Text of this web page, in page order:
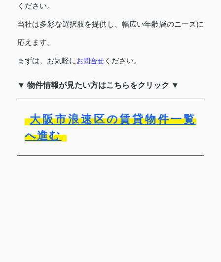
ください。
当社は多彩な選択肢を提供し、幅広い年齢層のニーズに
応えます。
まずは、お気軽にお問合せ ください。
▼ 物件情報が見たい方はこちらをクリック ▼
大阪市浪速区の賃貸物件一覧
へ進む